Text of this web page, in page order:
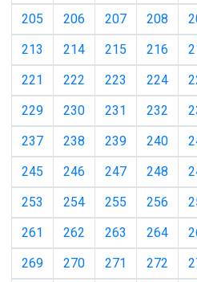
205
206 207 208
213
214 215 216
221
222 223 224
229
230 231 232
237
238 239 240
245
246 247 248
253
254 255 256
261
262 263 264
269
270 271 272